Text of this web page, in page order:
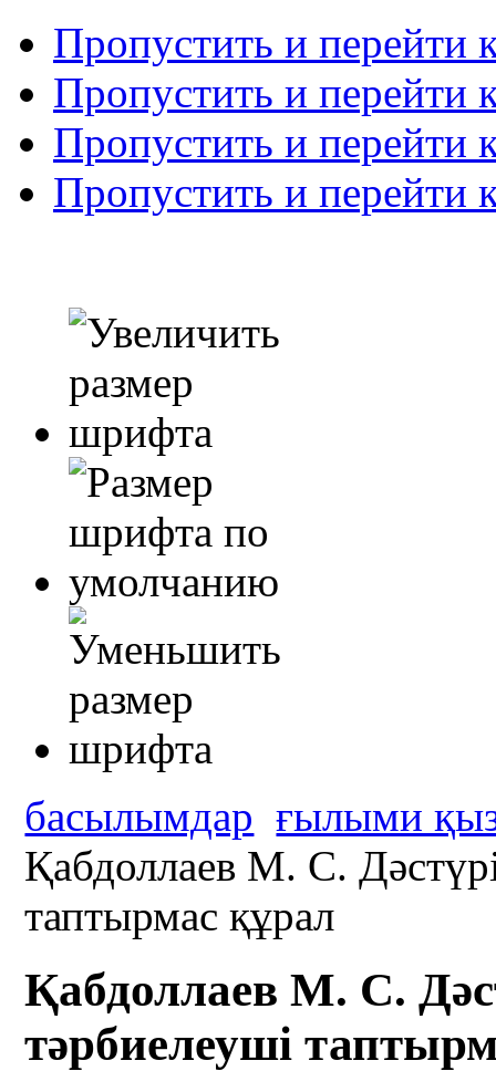
Пропустить и перейти
Пропустить и перейти
Пропустить и перейти
Пропустить и перейти
басылымдар ғылыми
Қабдоллаев М. С.
таптырмас құрал
Қабдоллаев М. С.
тәрбиелеуші